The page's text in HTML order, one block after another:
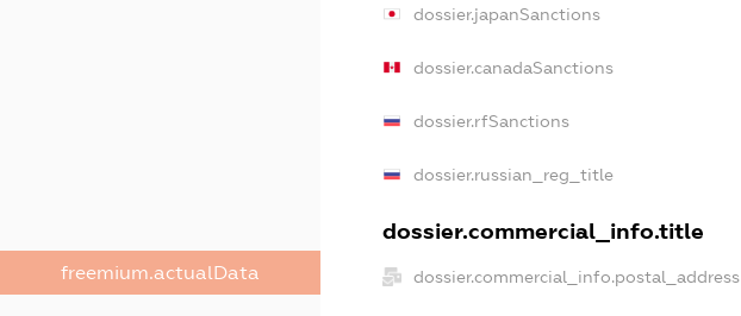
freemium.actualData
dossier.japanSanctions
dossier.canadaSanctions
dossier.rfSanctions
dossier.russian_reg_title
dossier.commercial_info.title
dossier.commercial_info.postal_address